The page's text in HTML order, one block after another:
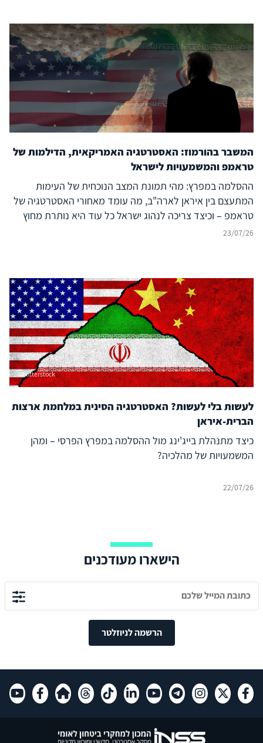
המשבר בהורמוז: האסטרטגיה האמריקאית, הדילמות של
טראמפ והמשמעויות לישראל
ההסלמה במפרץ: מהי תמונת המצב הנוכחית של העימות
המתעצם בין איראן לארה"ב, מה עומד מאחורי האסטרטגיה של
טראמפ – וכיצד צריכה לנהוג ישראל כל עוד היא נותרת מחוץ
לעימות?
23/07/26
Shutterstock
לעשות בלי לעשות? האסטרטגיה הסינית במלחמת ארצות
הברית-איראן
כיצד מתנהלת בייג'ינג מול ההסלמה במפרץ הפרסי – ומהן
המשמעויות של מהלכיה?
22/07/26
הישארו מעודכנים
הרשמה לניוזלטר